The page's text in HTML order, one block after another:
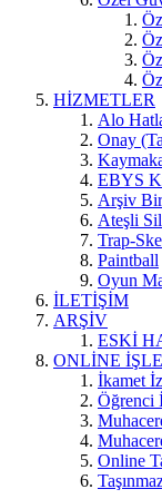
HİZMETLER
Alo
Onay
EBYS
Arşiv
Ateşli
Trap-
Paintball
Oyun
İLETİŞİM
ARŞİV
ESKİ
ONLİNE
İkamet
Öğrenci
Online